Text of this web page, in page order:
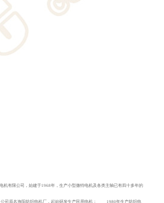
机有限公司，始建于1968年，生产小型微特电机及各类主轴已有四十多年的
原名海阳纺织电机厂，起始研发生产民用电机； 1980年生产纺织电